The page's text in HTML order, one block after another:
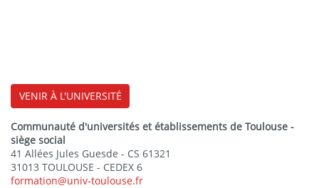
VENIR À L'UNIVERSITÉ
Communauté d'universités et établissements de Toulouse -
siège social
41 Allées Jules Guesde - CS 61321
31013 TOULOUSE - CEDEX 6
formation@univ-toulouse.fr